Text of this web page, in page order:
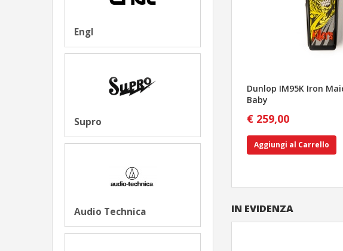
Engl
Supro
Audio Technica
Dunlop IM95K Iron
Baby
€ 259,00
Aggiungi al Carrello
IN EVIDENZA